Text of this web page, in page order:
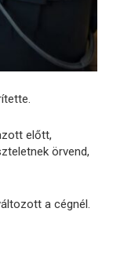
előtt,
örvend,
a cégnél.